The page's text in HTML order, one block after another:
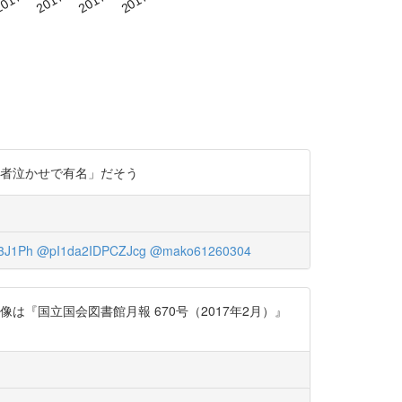
泣かせで有名」だそう
@pI1da2IDPCZJcg @mako61260304
『国立国会図書館月報 670号（2017年2月）』